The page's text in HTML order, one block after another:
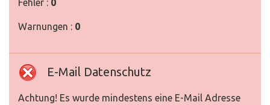
Fehler : 0
Warnungen : 0
E-Mail Datenschutz
Achtung! Es wurde mindestens eine E-Mail Adresse